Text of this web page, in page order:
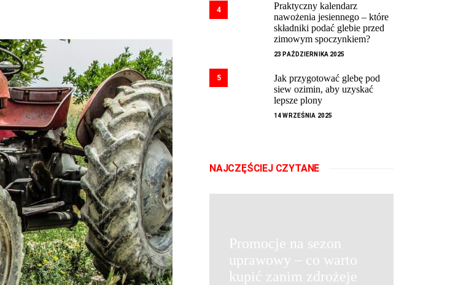
4
Praktyczny kalendarz
nawożenia jesiennego – które
składniki podać glebie przed
zimowym spoczynkiem?
23 PAŹDZIERNIKA 2025
5
Jak przygotować glebę pod
siew ozimin, aby uzyskać
lepsze plony
14 WRZEŚNIA 2025
NAJCZĘŚCIEJ CZYTANE
Promocje na sezon
uprawowy – co warto
kupić zanim zdrożeje